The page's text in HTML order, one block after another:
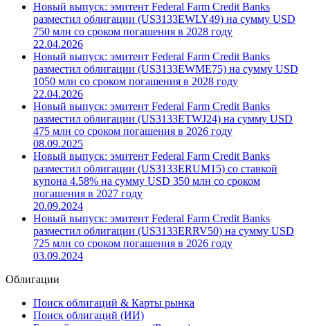
Новый выпуск: эмитент Federal Farm Credit Banks
разместил облигации (US3133EWLY49) на сумму USD
750 млн со сроком погашения в 2028 году
22.04.2026
Новый выпуск: эмитент Federal Farm Credit Banks
разместил облигации (US3133EWME75) на сумму USD
1050 млн со сроком погашения в 2028 году
22.04.2026
Новый выпуск: эмитент Federal Farm Credit Banks
разместил облигации (US3133ETWJ24) на сумму USD
475 млн со сроком погашения в 2026 году
08.09.2025
Новый выпуск: эмитент Federal Farm Credit Banks
разместил облигации (US3133ERUM15) со ставкой
купона 4.58% на сумму USD 350 млн со сроком
погашения в 2027 году
20.09.2024
Новый выпуск: эмитент Federal Farm Credit Banks
разместил облигации (US3133ERRV50) на сумму USD
725 млн со сроком погашения в 2026 году
03.09.2024
Облигации
Поиск облигаций & Карты рынка
Поиск облигаций (ИИ)